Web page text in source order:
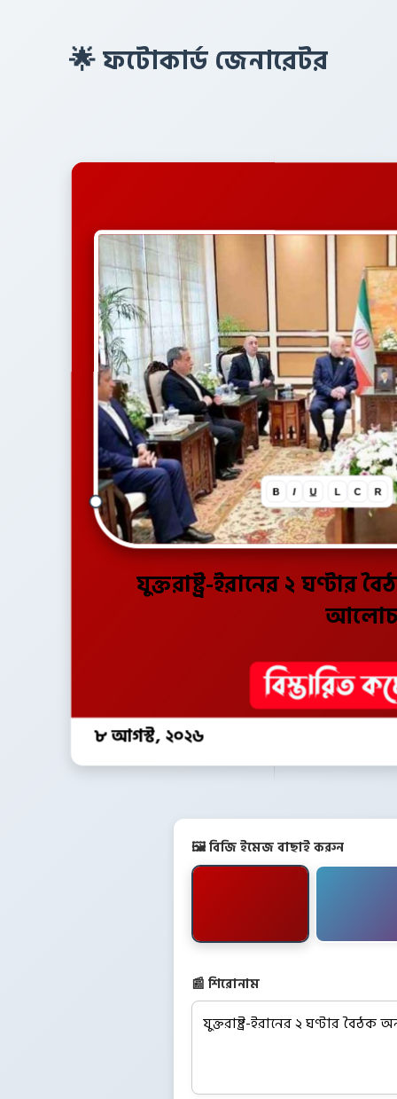
🌟 ফটোকার্ড জেনারেটর
যুক্তরাষ্ট্র-ইরানের ২ ঘণ্টার
৮ আগস্ট, ২০২৬
B I U L C R
🖼️ বিজি ইমেজ বাছাই করুন
📰 শিরোনাম